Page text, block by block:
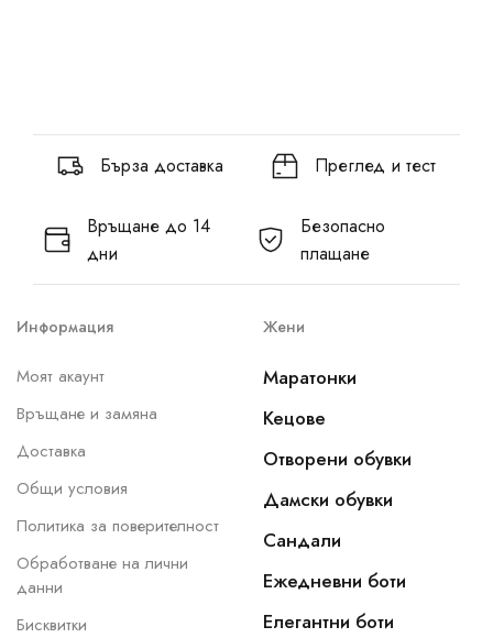
Бърза доставка Преглед и тест
Връщане до 14
дни
Безопасно
плащане
Информация
Моят акаунт
Връщане и замяна
Доставка
Общи условия
Политика за поверителност
Обработване на лични
данни
Бисквитки
Жени
Маратонки
Кецове
Отворени обувки
Дамски обувки
Сандали
Ежедневни боти
Елегантни боти